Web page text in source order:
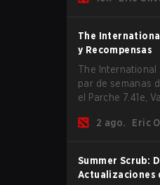
The
y Recompensas
The International
par de semanas
el Parche 7.41e,
tus predicciones
2 ago. Eric
Summer Scrub:
Actualizaciones